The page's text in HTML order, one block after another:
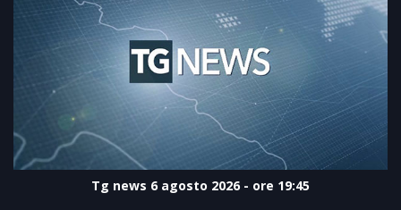
Tg news 6 agosto 2026 - ore 19:45